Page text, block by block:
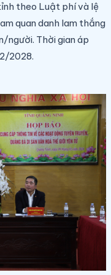
theo Luật phí và lệ
quan danh lam thắng
người. Thời gian áp
2028.